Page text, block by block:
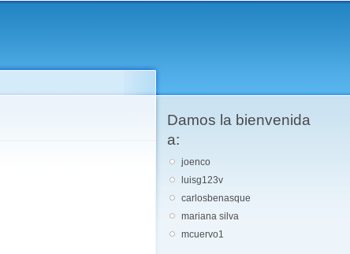
Damos la bienvenida
a:
joenco
luisg123v
carlosbenasque
mariana silva
mcuervo1